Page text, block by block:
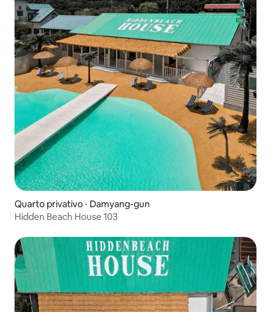
Quarto privativo ⋅ Damyang-gun
Hidden Beach House 103